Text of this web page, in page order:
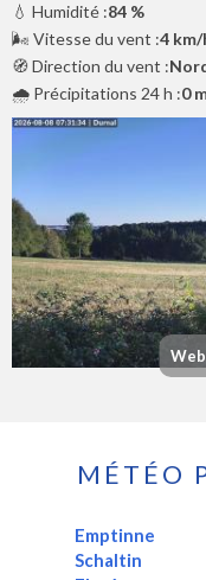
💧 Humidité :84 %
🌬️ Vitesse du vent :4 km/
🧭 Direction du vent :
🌧️ Précipitations 24 h :0
MÉTÉO
Emptinne
Schaltin